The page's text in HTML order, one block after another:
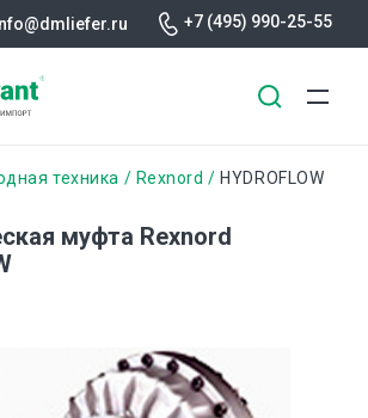
+7 (495) 990-25-55
техника Rexnord HYDROFLOW
муфта Rexnord